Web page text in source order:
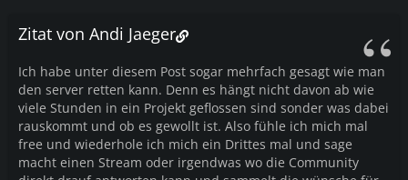
Zitat von Andi Jaeger
Ich habe unter diesem Post sogar mehrfach gesagt wie man
den server retten kann. Denn es hängt nicht davon ab wie
viele Stunden in ein Projekt geflossen sind sonder was dabei
rauskommt und ob es gewollt ist. Also fühle ich mich mal
free und wiederhole ich mich ein Drittes mal und sage
macht einen Stream oder irgendwas wo die Community